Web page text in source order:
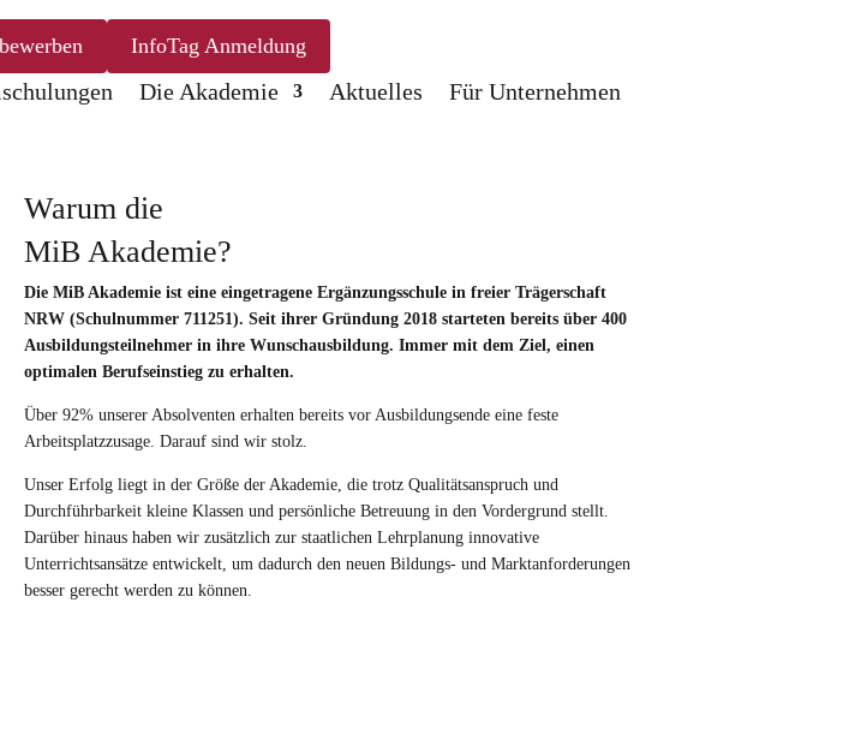
InfoTag Anmeldung
Die Akademie Aktuelles Für Unternehmen
Warum die
MiB Akademie?
Die MiB Akademie ist eine eingetragene Ergänzungsschule in freier Trägerschaft
NRW (Schulnummer 711251). Seit ihrer Gründung 2018 starteten bereits über 400
Ausbildungsteilnehmer in ihre Wunschausbildung. Immer mit dem Ziel, einen
optimalen Berufseinstieg zu erhalten.
Über 92% unserer Absolventen erhalten bereits vor Ausbildungsende eine feste
Arbeitsplatzzusage. Darauf sind wir stolz.
Unser Erfolg liegt in der Größe der Akademie, die trotz Qualitätsanspruch und
Durchführbarkeit kleine Klassen und persönliche Betreuung in den Vordergrund stellt.
Darüber hinaus haben wir zusätzlich zur staatlichen Lehrplanung innovative
Unterrichtsansätze entwickelt, um dadurch den neuen Bildungs- und Marktanforderungen
besser gerecht werden zu können.